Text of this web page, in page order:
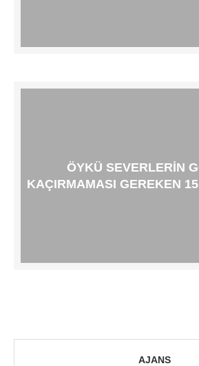
ÖYKÜ SEVERLERIN
KAÇIRMAMASI GEREKEN
AJANS